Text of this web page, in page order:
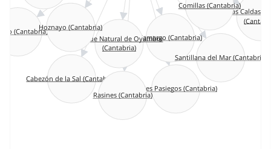
Camargo (Cantabria)
Cabezón de la Sal (Cantabria)
Santillana del Mar (Cantabria)
Parque Natural de Oyambre
(Cantabria)
Valles Pasiegos (Cantabria)
(Cantabria)
Las Caldas
Rasines (Cantabria)
Comillas (Cantabria)
Hoznayo (Cantabria)